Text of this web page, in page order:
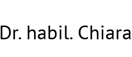
Dr. habil.